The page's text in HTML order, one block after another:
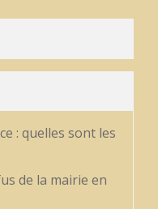
: quelles sont les
de la mairie en